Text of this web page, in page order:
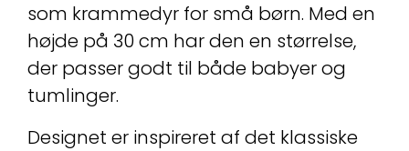
som krammedyr for små børn. Med en
højde på 30 cm har den en størrelse,
der passer godt til både babyer og
tumlinger.
Designet er inspireret af det klassiske